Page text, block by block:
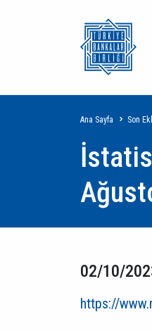
yolu
Ana Sayfa Son
02/10/
https://